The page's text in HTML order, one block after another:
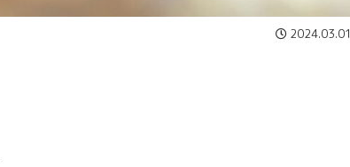
2024.03.01